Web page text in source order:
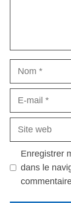
Nom
Site
Enregistrer
dans le